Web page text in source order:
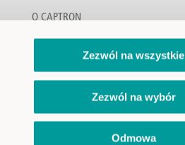
Zezwól na wszystkie
Zezwól na wybór
Odmowa
O CAPTRON
Ochrona środowiska i klimatu
Kariera
Aktualności i wydarzenia